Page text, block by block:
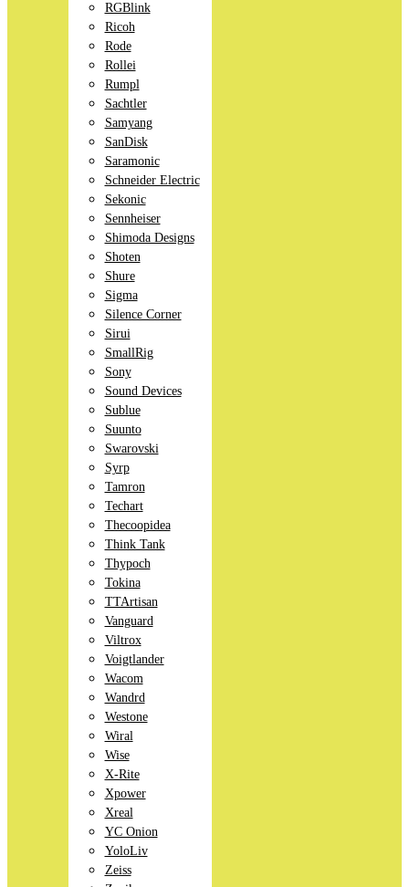
RGBlink
Ricoh
Rode
Rollei
Rumpl
Sachtler
Samyang
SanDisk
Saramonic
Schneider Electric
Sekonic
Sennheiser
Shimoda Designs
Shoten
Shure
Sigma
Silence Corner
Sirui
SmallRig
Sony
Sound Devices
Sublue
Suunto
Swarovski
Syrp
Tamron
Techart
Thecoopidea
Think Tank
Thypoch
Tokina
TTArtisan
Vanguard
Viltrox
Voigtlander
Wacom
Wandrd
Westone
Wiral
Wise
X-Rite
Xpower
Xreal
YC Onion
YoloLiv
Zeiss